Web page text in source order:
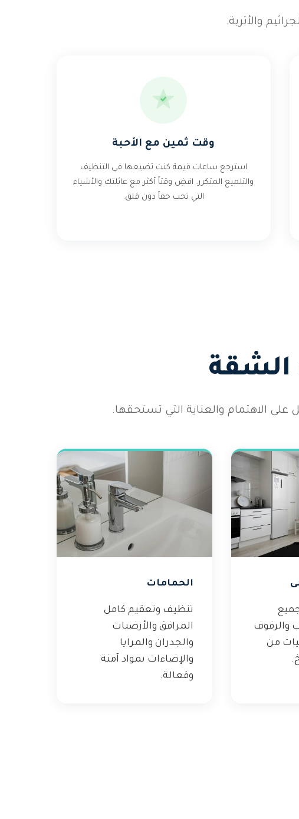
والأتربة.
وقت ثمين مع الأحبة
استرجع ساعات قيمة كنت تضيعها في التنظيف
والتلميع المتكرر. اقضِ وقتاً أكثر مع عائلتك والأشياء
التي تحب حقاً دون قلق.
الشقة
الاهتمام والعناية التي تستحقها.
والرفوف
من
الحمامات
تنظيف وتعقيم كامل
المرافق والأرضيات
والجدران والمرايا
والإضاءات بمواد آمنة
وفعالة.